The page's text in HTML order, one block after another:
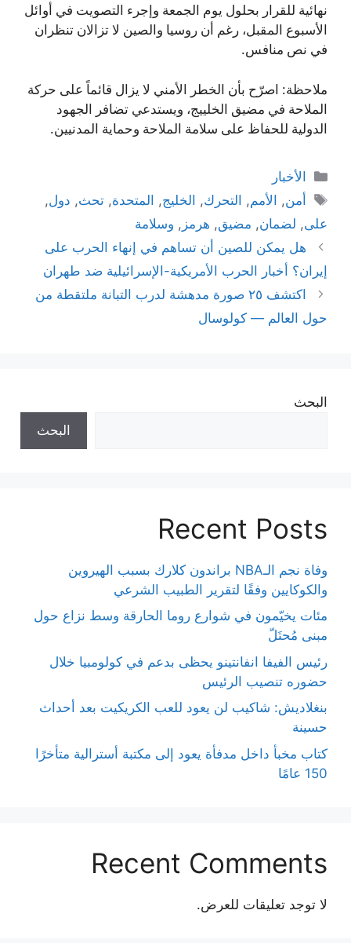
نهائية للقرار بحلول يوم الجمعة وإجرء التصويت في أوائل
الأسبوع المقبل، رغم أن روسيا والصين لا تزالان تنظران
في نص منافس.
ملاحظة: اصرّح بأن الخطر الأمني لا يزال قائماً على حركة
الملاحة في مضيق الخلييج، ويستدعي تضافر الجهود
الدولية للحفاظ على سلامة الملاحة وحماية المدنيين.
التصنيفات
الأخبار
الوسوم
أمن, الأمم, التحرك, الخليج, المتحدة,تحث, دول,
على, لضمان, مضيق, هرمز , وسلامة
هل يمكن للصين أن تساهم في إنهاء الحرب على
إيران؟ أخبار الحرب الأمريكية-الإسرائيلية ضد طهران
اكتشف ٢٥ صورة مدهشة لدرب التبانة ملتقطة من
حول العالم — كولوسال
البحث
البحث
Recent Posts
وفاة نجم الـNBA براندون كلارك بسبب الهيروين
والكوكايين وفقًا لتقرير الطبيب الشرعي
مئات يخيّمون في شوارع روما الحارقة وسط نزاع حول
مبنى مُحتَلّ
رئيس الفيفا انفانتينو يحظى بدعم في كولومبيا خلال
حضوره تنصيب الرئيس
بنغلاديش: شاكيب لن يعود للعب الكريكيت بعد أحداث
حسينة
كتاب مخبأ داخل مدفأة يعود إلى مكتبة أسترالية متأخرًا
150 عامًا
Recent Comments
لا توجد تعليقات للعرض.